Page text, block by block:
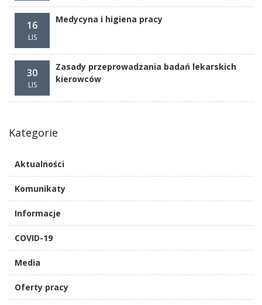
16
LIS
Medycyna i higiena pracy
30
LIS
Zasady przeprowadzania badań lekarskich
kierowców
Kategorie
Aktualności
Komunikaty
Informacje
COVID-19
Media
Oferty pracy